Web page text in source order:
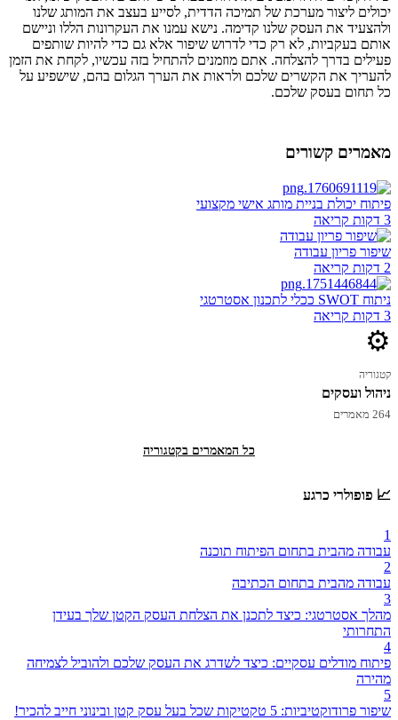
יכולים ליצור מערכת של תמיכה הדדית, לסייע בעצב את המותג שלנו
ולהצעיד את העסק שלנו קדימה. נישא עמנו את העקרונות הללו וניישם
אותם בעקביות, לא רק כדי לדרוש שיפור אלא גם כדי להיות שותפים
פעילים בדרך להצלחה. אתם מוזמנים להתחיל בזה עכשיו, לקחת את הזמן
להעריך את הקשרים שלכם ולראות את הערך הגלום בהם, שישפיע על
כל תחום בעסק שלכם.
מאמרים קשורים
פיתוח יכולת בניית מותג אישי מקצועי
3 דקות קריאה
שיפור פריון עבודה
2 דקות קריאה
ניתוח SWOT ככלי לתכנון אסטרטגי
3 דקות קריאה
⚙️
קטגוריה
ניהול ועסקים
264 מאמרים
כל המאמרים בקטגוריה
📈 פופולרי כרגע
1
עבודה מהבית בתחום הפיתוח תוכנה
2
עבודה מהבית בתחום הכתיבה
3
מהלך אסטרטגי: כיצד לתכנן את הצלחת העסק הקטן שלך בעידן
התחרותי
4
פיתוח מודלים עסקיים: כיצד לשדרג את העסק שלכם ולהוביל לצמיחה
מהירה
5
שיפור פרודוקטיביות: 5 טקטיקות שכל בעל עסק קטן ובינוני חייב להכיר!